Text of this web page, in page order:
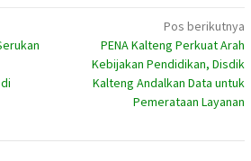
Pos berikutnya
PENA Kalteng Perkuat Arah
Kebijakan Pendidikan, Disdik
Kalteng Andalkan Data untuk
Pemerataan Layanan